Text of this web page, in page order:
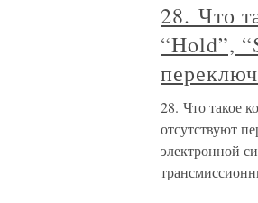
28. Что
“Hold”,
28. Что такое
отсутствуют
электронной